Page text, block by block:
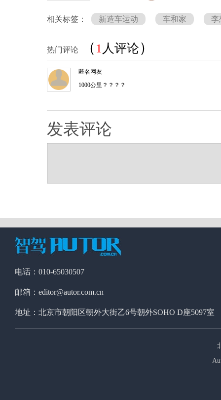
相关标签： 新造车运动 车和家 李
热门评论 （ 1 人评论）
匿名网友
1000公里？？？？
发表评论
电话：010-65030507
邮箱：editor@autor.com.cn
地址：北京市朝阳区朝外大街乙6号朝外SOHO D座5097室